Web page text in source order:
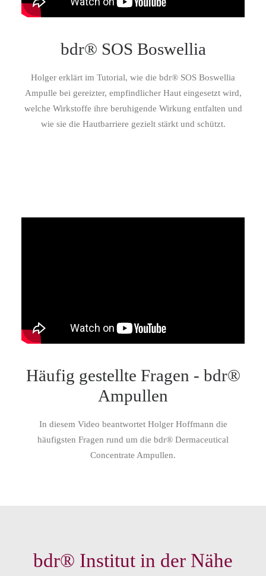
bdr® SOS Boswellia
Holger erklärt im Tutorial, wie die bdr® SOS Boswellia
Ampulle bei gereizter, empfindlicher Haut eingesetzt wird,
welche Wirkstoffe ihre beruhigende Wirkung entfalten und
wie sie die Hautbarriere gezielt stärkt und schützt.
Häufig gestellte Fragen - bdr®
Ampullen
In diesem Video beantwortet Holger Hoffmann die
häufigsten Fragen rund um die bdr® Dermaceutical
Concentrate Ampullen.
bdr® Institut in der Nähe